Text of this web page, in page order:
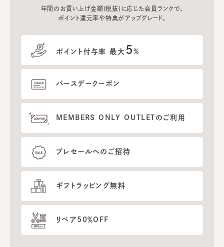
年間のお買い上げ金額(税抜)に応じた会員ランクで、
ポイント還元率や特典がアップグレード。
ポイント付与率 最大 5%
バースデークーポン
MEMBERS ONLY OUTLETのご利用
プレセールへのご招待
ギフトラッピング無料
リペア50％OFF